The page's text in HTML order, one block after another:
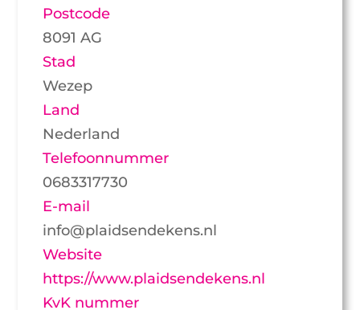
Postcode
8091 AG
Stad
Wezep
Land
Nederland
Telefoonnummer
0683317730
E-mail
info@plaidsendekens.nl
Website
https://www.plaidsendekens.nl
KvK nummer